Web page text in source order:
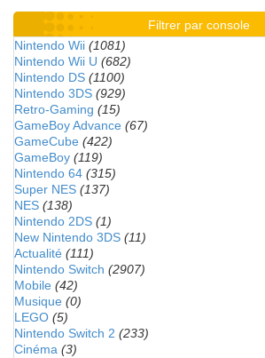
Filtrer par console
Nintendo Wii (1081)
Nintendo Wii U (682)
Nintendo DS (1100)
Nintendo 3DS (929)
Retro-Gaming (15)
GameBoy Advance (67)
GameCube (422)
GameBoy (119)
Nintendo 64 (315)
Super NES (137)
NES (138)
Nintendo 2DS (1)
New Nintendo 3DS (11)
Actualité (111)
Nintendo Switch (2907)
Mobile (42)
Musique (0)
LEGO (5)
Nintendo Switch 2 (233)
Cinéma (3)